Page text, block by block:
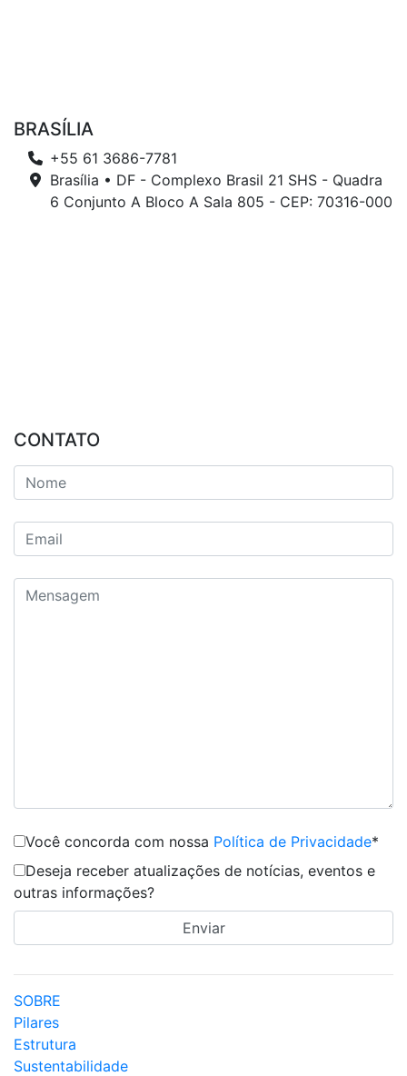
BRASÍLIA
+55 61 3686-7781
Brasília • DF - Complexo Brasil 21 SHS - Quadra
6 Conjunto A Bloco A Sala 805 - CEP: 70316-000
CONTATO
Você concorda com nossa Política de Privacidade*
Deseja receber atualizações de notícias, eventos e
outras informações?
SOBRE
Pilares
Estrutura
Sustentabilidade